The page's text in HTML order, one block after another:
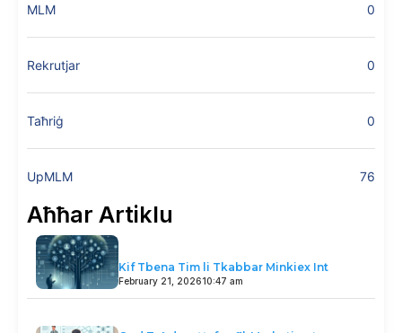
MLM 0
Rekrutjar 0
Taħriġ 0
UpMLM 76
Aħħar Artiklu
February 21, 202610:47 am
Kif Tbena Tim li Tkabbar Minkiex Int